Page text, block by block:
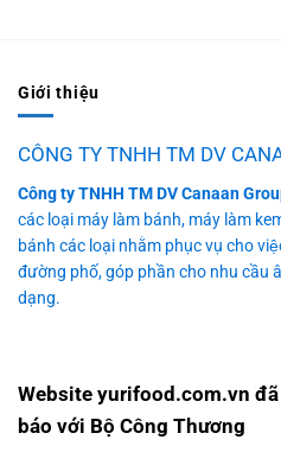
Giới thiệu
CÔNG TY TNHH TM DV
Công ty TNHH TM DV Canaan
các loại máy làm bánh, máy làm
bánh các loại nhằm phục vụ cho
đường phố, góp phần cho nhu cầu
dạng.
Website yurifood.com.vn
báo với Bộ Công Thương